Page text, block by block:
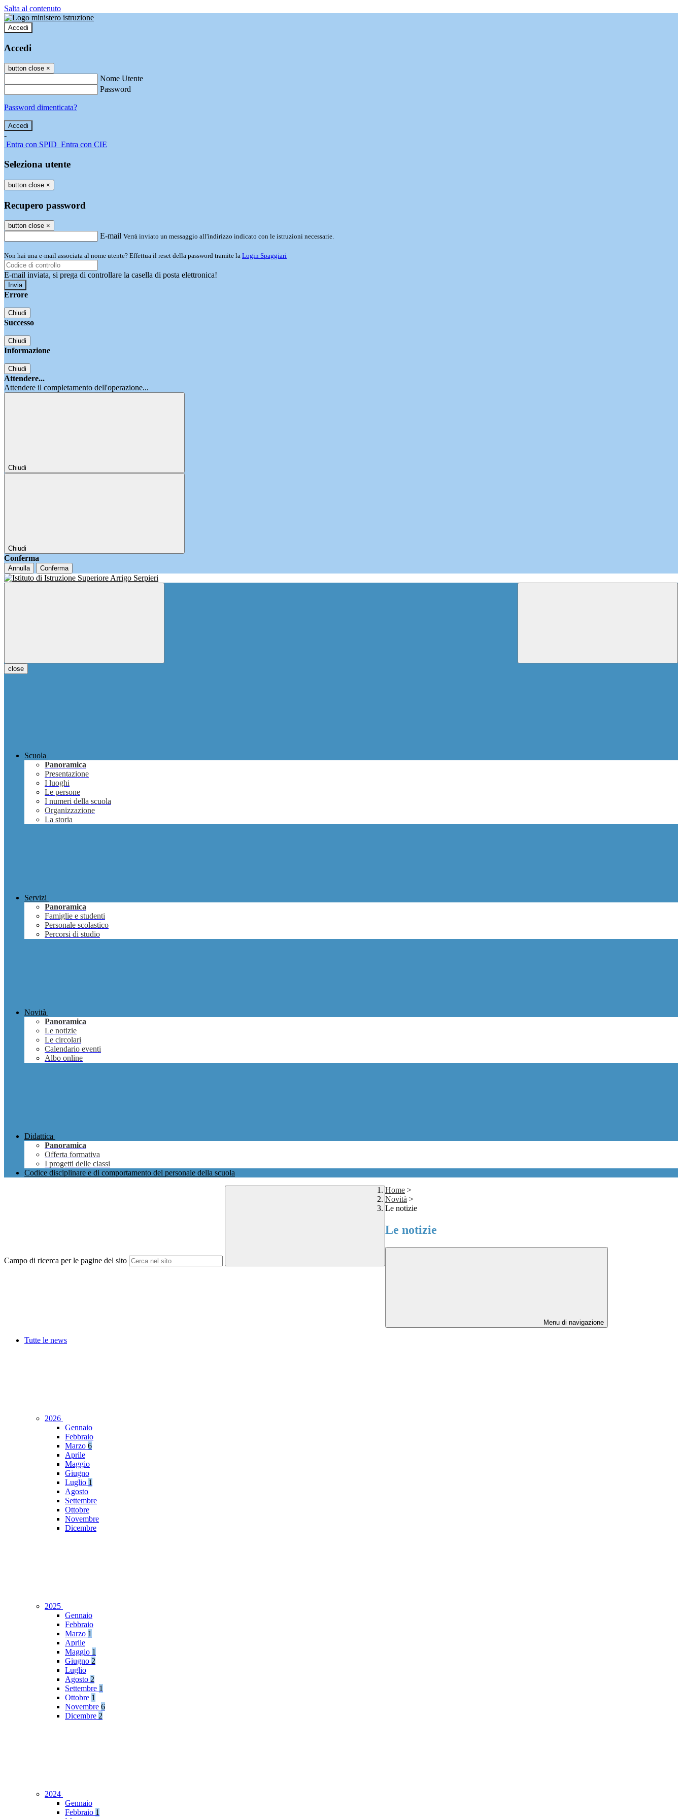
Salta al contenuto
Accedi
Accedi
button close ×
Nome Utente
Password
Password dimenticata?
-
Entra con SPID Entra con CIE
Seleziona utente
button close ×
Recupero password
button close ×
E-mail Verrà inviato un messaggio all'indirizzo indicato con le istruzioni necessarie.
Non hai una e-mail associata al nome utente? Effettua il reset della password tramite la Login Spaggiari
E-mail inviata, si prega di controllare la casella di posta elettronica!
Errore
Chiudi
Successo
Chiudi
Informazione
Chiudi
Attendere...
Attendere il completamento dell'operazione...
Chiudi
Chiudi
Conferma
Annulla Conferma
close
Scuola
Panoramica
Presentazione
I luoghi
Le persone
I numeri della scuola
Organizzazione
La storia
Servizi
Panoramica
Famiglie e studenti
Personale scolastico
Percorsi di studio
Novità
Panoramica
Le notizie
Le circolari
Calendario eventi
Albo online
Didattica
Panoramica
Offerta formativa
I progetti delle classi
Codice disciplinare e di comportamento del personale della scuola
Campo di ricerca per le pagine del sito
Home >
Novità >
Le notizie
Le notizie
Menu di navigazione
Tutte le news
2026
Gennaio
Febbraio
Marzo 6
Aprile
Maggio
Giugno
Luglio 1
Agosto
Settembre
Ottobre
Novembre
Dicembre
2025
Gennaio
Febbraio
Marzo 1
Aprile
Maggio 1
Giugno 2
Luglio
Agosto 2
Settembre 1
Ottobre 1
Novembre 6
Dicembre 2
2024
Gennaio
Febbraio 1